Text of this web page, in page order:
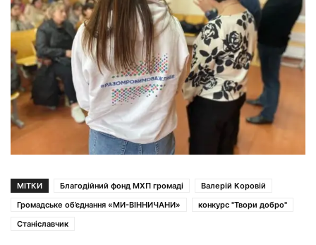
МІТКИ Благодійний фонд МХП громаді
Валерій Коровій
Громадське об’єднання «МИ-ВІННИЧАНИ»
конкурс "Твори добро"
Станіславчик